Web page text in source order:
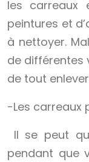
les carreaux
peintures et
à nettoyer.
de différentes
de tout
-Les carreaux
Il se peut
pendant que